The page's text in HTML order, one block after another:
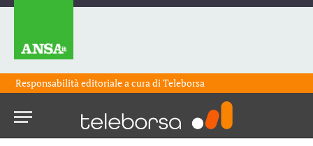
Responsabilità editoriale a cura diTeleborsa